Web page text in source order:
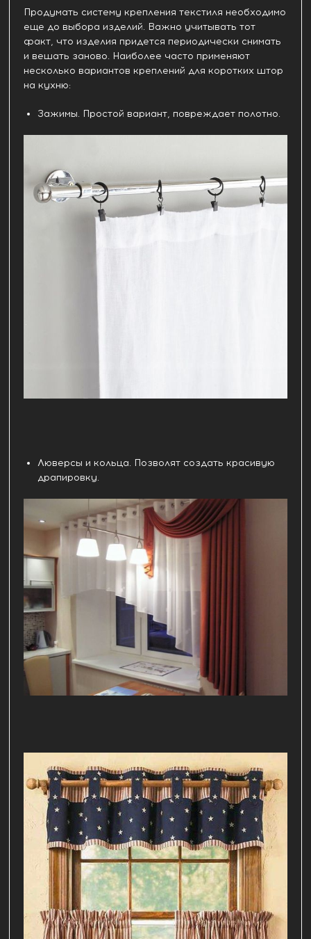
Продумать систему крепления текстиля необходимо
еще до выбора изделий. Важно учитывать тот
факт, что изделия придется периодически снимать
и вешать заново. Наиболее часто применяют
несколько вариантов креплений для коротких штор
на кухню:
Зажимы. Простой вариант, повреждает полотно.
Люверсы и кольца. Позволят создать красивую
драпировку.